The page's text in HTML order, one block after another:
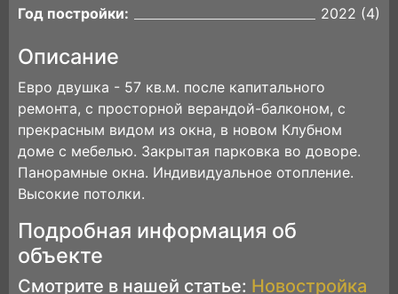
Год постройки:
2022 (4)
Описание
Евро двушка - 57 кв.м. после капитального
ремонта, с просторной верандой-балконом, с
прекрасным видом из окна, в новом Клубном
доме с мебелью. Закрытая парковка во доворе.
Панорамные окна. Индивидуальное отопление.
Высокие потолки.
Подробная информация об
объекте
Смотрите в нашей статье: Новостройка